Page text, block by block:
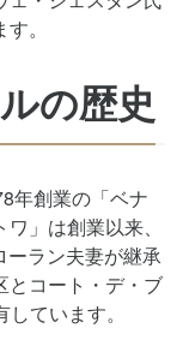
。
の歴史
年創業の「ベナ
」は創業以来、
ラン夫妻が継承
とコート・デ・ブ
ています。